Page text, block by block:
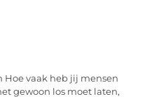
Hoe vaak heb jij mensen
gewoon los moet laten,